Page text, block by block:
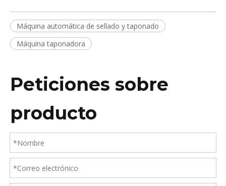
Máquina automática de sellado y taponado
Máquina taponadora
Peticiones sobre
producto